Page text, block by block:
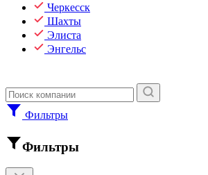
Черкесск
Шахты
Элиста
Энгельс
Фильтры
Фильтры